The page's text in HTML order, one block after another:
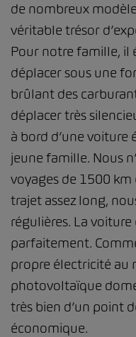
de nombreux
véritable trésor
Pour notre famille,
déplacer sous une
brûlant des
déplacer très
à bord d’une voiture
jeune famille. Nous
voyages de 1500
trajet assez long,
régulières. La
parfaitement.
propre électricité au
photovoltaïque
très bien d’un point
économique.